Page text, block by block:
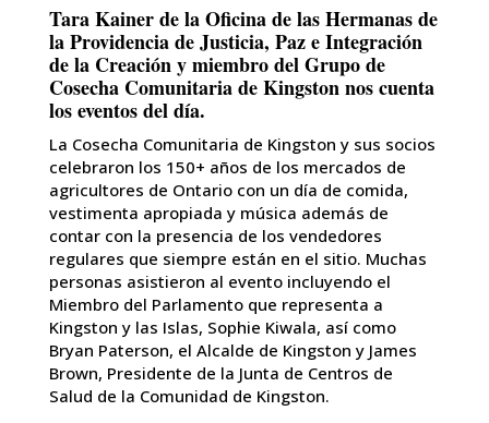
Tara Kainer de la Oficina de las Hermanas de
la Providencia de Justicia, Paz e Integración
de la Creación y miembro del Grupo de
Cosecha Comunitaria de Kingston nos cuenta
los eventos del día.
La Cosecha Comunitaria de Kingston y sus socios
celebraron los 150+ años de los mercados de
agricultores de Ontario con un día de comida,
vestimenta apropiada y música además de
contar con la presencia de los vendedores
regulares que siempre están en el sitio. Muchas
personas asistieron al evento incluyendo el
Miembro del Parlamento que representa a
Kingston y las Islas, Sophie Kiwala, así como
Bryan Paterson, el Alcalde de Kingston y James
Brown, Presidente de la Junta de Centros de
Salud de la Comunidad de Kingston.